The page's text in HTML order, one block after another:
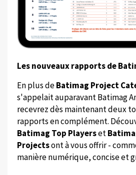
Les nouveaux rapports de
En plus deBatimag Project
s'appelait auparavant Batimag
recevrez dès maintenant deux
rapports en complément.
Batimag Top Playerset
Projectsont à vous offrir -
manière numérique, concise et